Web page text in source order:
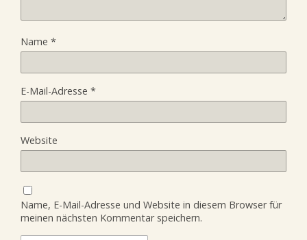
Name *
E-Mail-Adresse *
Website
Name, E-Mail-Adresse und Website in diesem Browser für
meinen nächsten Kommentar speichern.